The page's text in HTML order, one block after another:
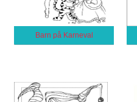
Barn på Karneval